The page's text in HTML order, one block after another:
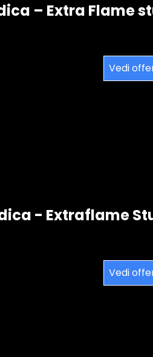
– Extra Flame
Vedi
- Extraflame
Vedi